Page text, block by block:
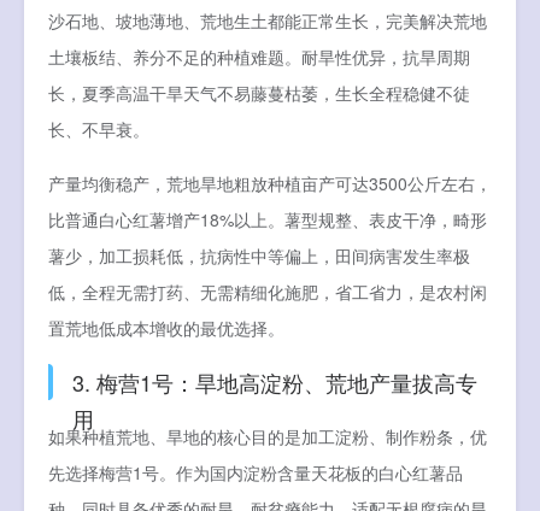
沙石地、坡地薄地、荒地生土都能正常生长，完美解决荒地
土壤板结、养分不足的种植难题。耐旱性优异，抗旱周期
长，夏季高温干旱天气不易藤蔓枯萎，生长全程稳健不徒
长、不早衰。
产量均衡稳产，荒地旱地粗放种植亩产可达3500公斤左右，
比普通白心红薯增产18%以上。薯型规整、表皮干净，畸形
薯少，加工损耗低，抗病性中等偏上，田间病害发生率极
低，全程无需打药、无需精细化施肥，省工省力，是农村闲
置荒地低成本增收的最优选择。
3. 梅营1号：旱地高淀粉、荒地产量拔高专
用
如果种植荒地、旱地的核心目的是加工淀粉、制作粉条，优
先选择梅营1号。作为国内淀粉含量天花板的白心红薯品